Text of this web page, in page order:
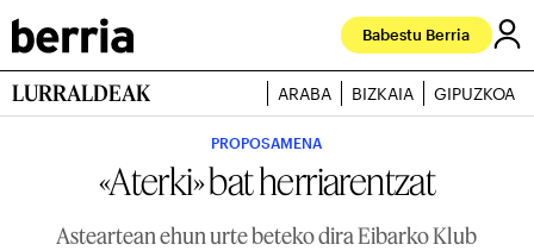
Babestu Berria
LURRALDEAK ARABA BIZKAIA GIPUZKOA
PROPOSAMENA
«Aterki» bat herriarentzat
Asteartean ehun urte beteko dira Eibarko Klub